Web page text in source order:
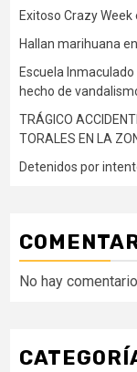
Exitoso Crazy
Hallan marihuana
Escuela
hecho de
TRÁGICO
TORALES EN LA
Detenidos por
No hay